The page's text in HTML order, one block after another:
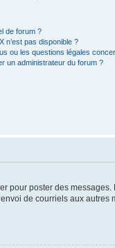
de forum ?
n’est pas disponible ?
ou les questions légales
un administrateur du forum ?
pour poster des
de courriels aux autres